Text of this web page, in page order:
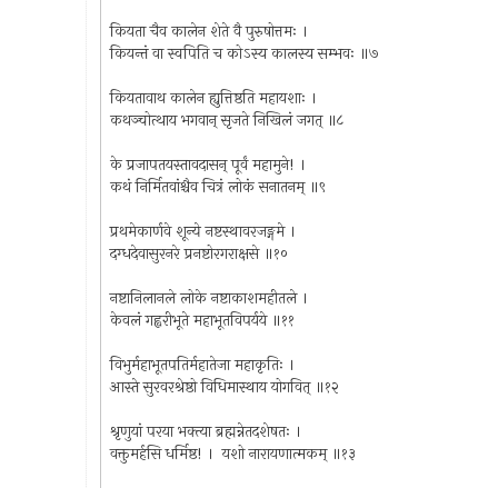
कियता चैव कालेन शेते वै पुरुषोत्तमः ।
कियन्तं वा स्वपिति च कोऽस्य कालस्य सम्भवः ॥७
कियतावाथ कालेन ह्युत्तिष्ठति महायशाः ।
कथञ्चोत्थाय भगवान् सृजते निखिलं जगत् ॥८
के प्रजापतयस्तावदासन् पूर्वं महामुने! ।
कथं निर्मितवांश्चैव चित्रं लोकं सनातनम् ॥९
प्रथमेकार्णवे शून्ये नष्टस्थावरजङ्गमे ।
दग्धदेवासुरनरे प्रनष्टोरगराक्षसे ॥१०
नष्टानिलानले लोके नष्टाकाशमहीतले ।
केवलं गह्वरीभूते महाभूतविपर्यये ॥११
विभुर्महाभूतपतिर्महातेजा महाकृतिः ।
आस्ते सुरवरश्रेष्ठो विधिमास्थाय योगवित् ॥१२
श्रृणुयां परया भक्त्या ब्रह्मन्नेतदशेषतः ।
वक्तुमर्हसि धर्मिष्ठ! । यशो नारायणात्मकम् ॥१३